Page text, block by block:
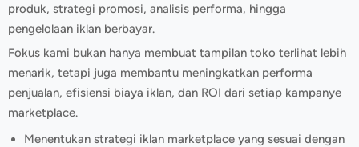
produk, strategi promosi, analisis performa, hingga
pengelolaan iklan berbayar.
Fokus kami bukan hanya membuat tampilan toko terlihat lebih
menarik, tetapi juga membantu meningkatkan performa
penjualan, efisiensi biaya iklan, dan ROI dari setiap kampanye
marketplace.
Menentukan strategi iklan marketplace yang sesuai dengan